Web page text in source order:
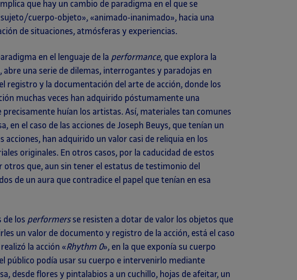
que hay un cambio de paradigma en el que se
cuerpo-objeto», «animado-inanimado», hacia una
de situaciones, atmósferas y experiencias.
en el lenguaje de la performance, que explora la
una serie de dilemas, interrogantes y paradojas en
registro y la documentación del arte de acción, donde los
muchas veces han adquirido póstumamente una
huían los artistas. Así, materiales tan comunes
en el caso de las acciones de Joseph Beuys, que tenían un
acciones, han adquirido un valor casi de reliquia en los
originales. En otros casos, por la caducidad de estos
que, aun sin tener el estatus de testimonio del
de un aura que contradice el papel que tenían en esa
de los performersse resisten a dotar de valor los objetos que
un valor de documento y registro de la acción, está el caso
la acción «Rhythm 0», en la que exponía su cuerpo
público podía usar su cuerpo e intervenirlo mediante
desde flores y pintalabios a un cuchillo, hojas de afeitar, un